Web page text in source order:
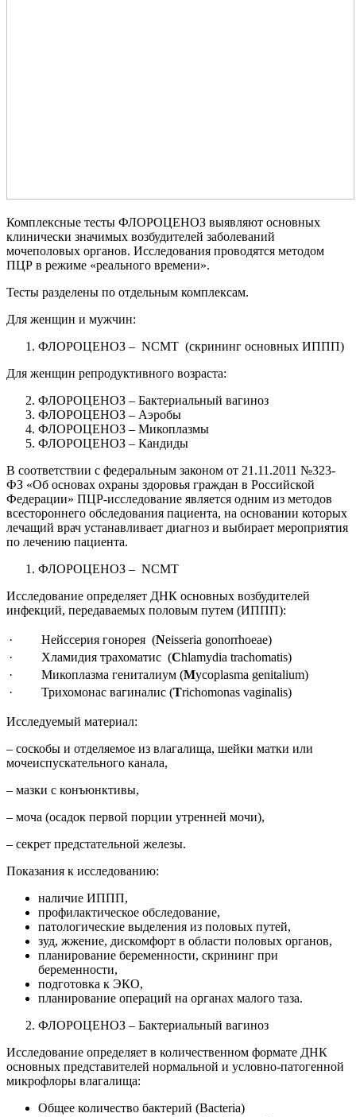
Комплексные тесты ФЛОРОЦЕНОЗ выявляют основных
клинически значимых возбудителей заболеваний
мочеполовых органов. Исследования проводятся методом
ПЦР в режиме «реального времени».
Тесты разделены по отдельным комплексам.
Для женщин и мужчин:
ФЛОРОЦЕНОЗ – NCMT (скрининг основных ИППП)
Для женщин репродуктивного возраста:
ФЛОРОЦЕНОЗ – Бактериальный вагиноз
ФЛОРОЦЕНОЗ – Аэробы
ФЛОРОЦЕНОЗ – Микоплазмы
ФЛОРОЦЕНОЗ – Кандиды
В соответствии с федеральным законом от 21.11.2011 №323-
ФЗ «Об основах охраны здоровья граждан в Российской
Федерации» ПЦР-исследование является одним из методов
всестороннего обследования пациента, на основании которых
лечащий врач устанавливает диагноз и выбирает мероприятия
по лечению пациента.
ФЛОРОЦЕНОЗ – NCMT
Исследование определяет ДНК основных возбудителей
инфекций, передаваемых половым путем (ИППП):
· Нейссерия гонорея (Neisseria gonorrhoeae)
· Хламидия трахоматис (Chlamydia trachomatis)
· Микоплазма гениталиум (Mycoplasma genitalium)
· Трихомонас вагиналис (Trichomonas vaginalis)
Исследуемый материал:
– соскобы и отделяемое из влагалища, шейки матки или
мочеиспускательного канала,
– мазки с конъюнктивы,
– моча (осадок первой порции утренней мочи),
– секрет предстательной железы.
Показания к исследованию:
наличие ИППП,
профилактическое обследование,
патологические выделения из половых путей,
зуд, жжение, дискомфорт в области половых органов,
планирование беременности, скрининг при
беременности,
подготовка к ЭКО,
планирование операций на органах малого таза.
ФЛОРОЦЕНОЗ – Бактериальный вагиноз
Исследование определяет в количественном формате ДНК
основных представителей нормальной и условно-патогенной
микрофлоры влагалища:
Общее количество бактерий (Bacteria)